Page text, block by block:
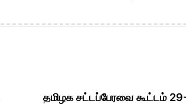
தமிழக சட்டப்பேரவை கூட்டம்